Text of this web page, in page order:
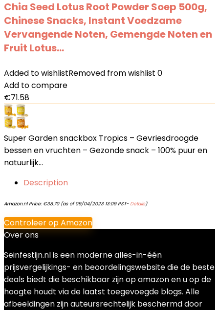
Chia Seed Lotus Root Powder Soep 500g,
Chinese Snacks, Instant Voedzame
Vervangende Noten, Gemengde Noten en
Fruit Lotus…
Added to wishlistRemoved from wishlist 0
Add to compare
€71.58
Super Garden snackbox Tropics – Gevriesdroogde
bessen en vruchten – Gezonde snack – 100% puur en
natuurlijk…
Description
Amazon.nl Price: €38.70(as of 09/04/2023 13:09 PST- Details)
Controleer op Amazon
Over ons
Seinfestijn.nl is een moderne alles-in-één
prijsvergelijkings- en beoordelingswebsite die de beste
deals biedt die beschikbaar zijn op amazon en u op de
hoogte houdt via de laatst toegevoegde blogs. Alle
afbeeldingen zijn auteursrechtelijk beschermd door